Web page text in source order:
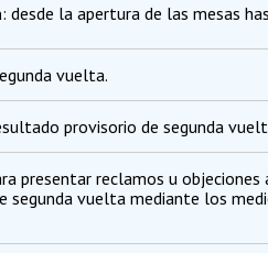
: desde la apertura de las mesas
vuelta.
provisorio de segunda
presentar reclamos u
segunda vuelta mediante los